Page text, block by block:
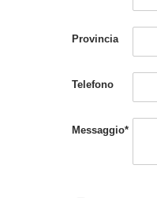
Provincia
Telefono
Messaggio*